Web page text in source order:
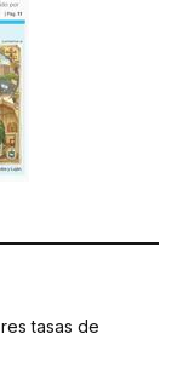
tasas de